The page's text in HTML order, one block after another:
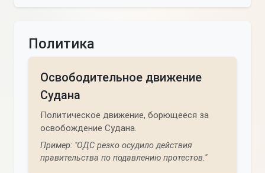
Политика
Освободительное движение
Судана
Политическое движение, борющееся за
освобождение Судана.
Пример: "ОДС резко осудило действия
правительства по подавлению протестов."